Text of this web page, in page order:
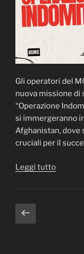
Gli operatori del
nuova missione di
“Operazione
si immergeranno
Afghanistan, dove
cruciali per il
Leggi tutto
Paginazione
degli
Pagina